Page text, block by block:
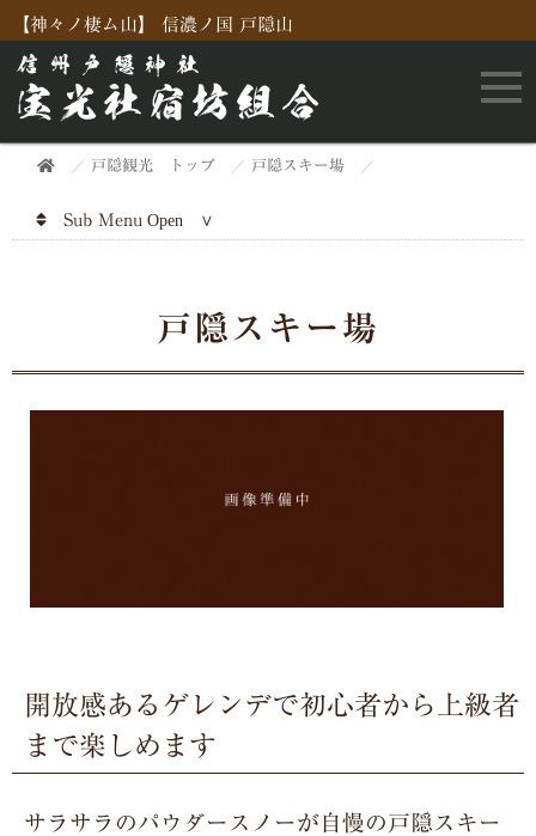
【神々ノ棲ム山】 信濃ノ国 戸隠山
戸隠観光 トップ 戸隠スキー場
Sub Menu
戸隠スキー場
開放感あるゲレンデで初心者から上級者
まで楽しめます
サラサラのパウダースノーが自慢の戸隠スキー